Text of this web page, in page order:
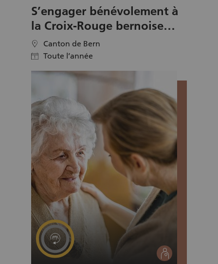
recherche d’une place d’apprentissage avec
l’aide de bénévoles issu·e·s du monde
professionnel.
S’engager bénévolement à
la Croix‑Rouge bernoise
pour les seniors
location Canton de Bern
calendar Toute l’année
social